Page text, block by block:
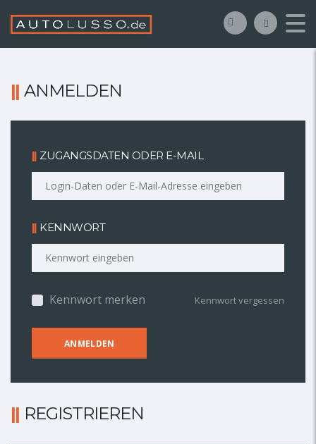
ANMELDEN
ZUGANGSDATEN ODER E-MAIL
KENNWORT
Kennwort merken Kennwort vergessen
REGISTRIEREN